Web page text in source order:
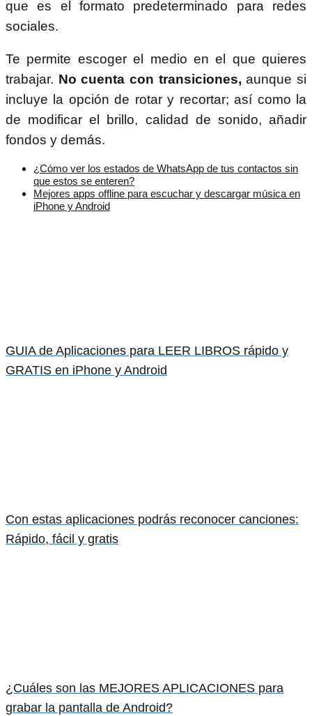
que es el formato predeterminado para redes
sociales.
Te permite escoger el medio en el que quieres
trabajar. No cuenta con transiciones, aunque si
incluye la opción de rotar y recortar; así como la
de modificar el brillo, calidad de sonido, añadir
fondos y demás.
¿Cómo ver los estados de WhatsApp de tus contactos sin
que estos se enteren?
Mejores apps offline para escuchar y descargar música en
iPhone y Android
GUIA de Aplicaciones para LEER LIBROS rápido y
GRATIS en iPhone y Android
Con estas aplicaciones podrás reconocer canciones:
Rápido, fácil y gratis
¿Cuáles son las MEJORES APLICACIONES para
grabar la pantalla de Android?